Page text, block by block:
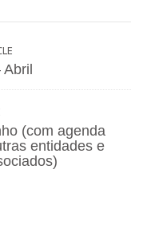
(com agenda
entidades e